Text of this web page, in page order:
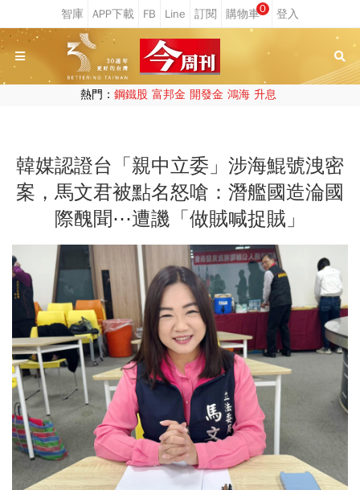
0
熱門： 鋼鐵股 富邦金 開發金 鴻海 升息
韓媒認證台「親中立委」涉海鯤號洩密
案，馬文君被點名怒嗆：潛艦國造淪國
際醜聞⋯遭譏「做賊喊捉賊」